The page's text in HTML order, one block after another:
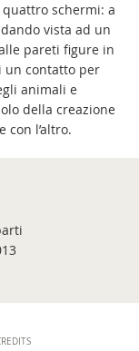
schermi: a
vista ad un
pareti figure in
un contatto per
animali e
della creazione
con l’altro.